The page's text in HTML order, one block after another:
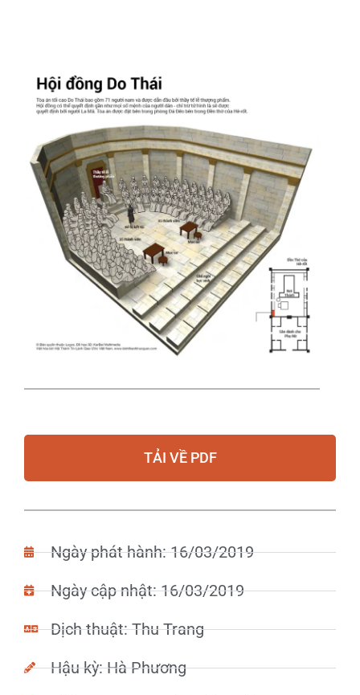
TẢI VỀ PDF
Ngày phát hành: 16/03/2019
Ngày cập nhật: 16/03/2019
Dịch thuật: Thu Trang
Hậu kỳ: Hà Phương